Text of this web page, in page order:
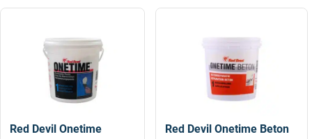
Red Devil Onetime Red Devil Onetime Beton